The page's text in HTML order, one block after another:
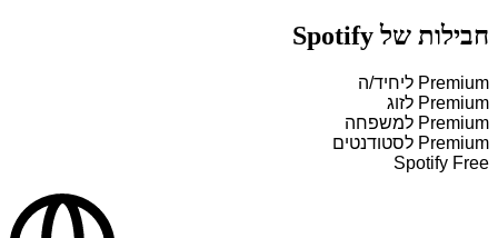
חבילות של Spotify
Premium ליחיד/ה
Premium לזוג
Premium למשפחה
Premium לסטודנטים
Spotify Free